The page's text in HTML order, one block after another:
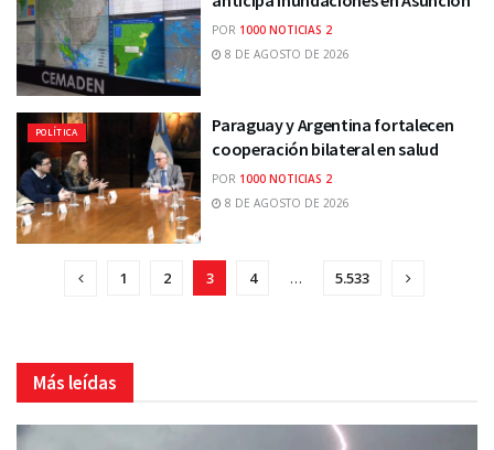
POR 1000 NOTICIAS 2
8 DE AGOSTO DE 2026
POLÍTICA
Paraguay y Argentina fortalecen
cooperación bilateral en salud
POR 1000 NOTICIAS 2
8 DE AGOSTO DE 2026
1 2 3 4 … 5.533
Más leídas